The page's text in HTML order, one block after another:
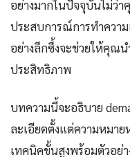
อย่างมากในปัจจุบันไม่ว่
ประสบการณ์การทำความ
อย่างลึกซึ้งจะช่วยให้คุณ
ประสิทธิภาพ
บทความนี้จะอธิบาย
ละเอียดตั้งแต่ความหมาย
เทคนิคขั้นสูงพร้อมตัวอย่